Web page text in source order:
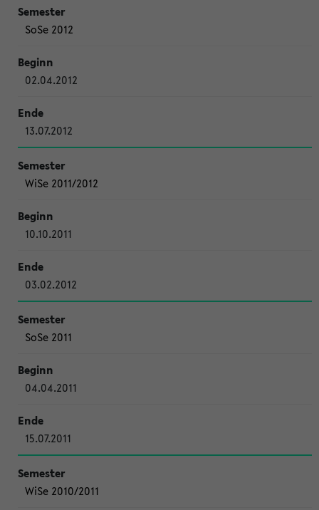
SoSe 2012
02.04.2012
13.07.2012
WiSe 2011/2012
10.10.2011
03.02.2012
SoSe 2011
04.04.2011
15.07.2011
WiSe 2010/2011